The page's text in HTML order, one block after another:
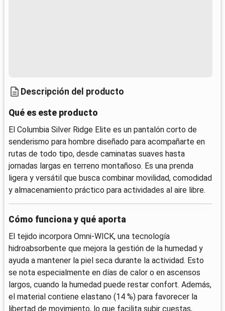
Descripción del producto
Qué es este producto
El Columbia Silver Ridge Elite es un pantalón corto de
senderismo para hombre diseñado para acompañarte en
rutas de todo tipo, desde caminatas suaves hasta
jornadas largas en terreno montañoso. Es una prenda
ligera y versátil que busca combinar movilidad, comodidad
y almacenamiento práctico para actividades al aire libre.
Cómo funciona y qué aporta
El tejido incorpora Omni-WICK, una tecnología
hidroabsorbente que mejora la gestión de la humedad y
ayuda a mantener la piel seca durante la actividad. Esto
se nota especialmente en días de calor o en ascensos
largos, cuando la humedad puede restar confort. Además,
el material contiene elastano (14 %) para favorecer la
libertad de movimiento, lo que facilita subir cuestas,